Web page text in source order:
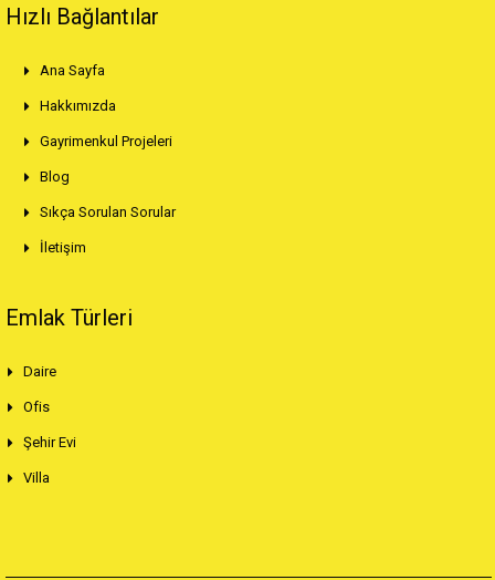
Hızlı Bağlantılar
Ana Sayfa
Hakkımızda
Gayrimenkul Projeleri
Blog
Sıkça Sorulan Sorular
İletişim
Emlak Türleri
Daire
Ofis
Şehir Evi
Villa